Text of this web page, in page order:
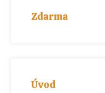
Zdarma
Úvod